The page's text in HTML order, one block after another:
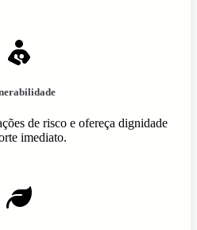
de risco e ofereça dignidade
imediato.